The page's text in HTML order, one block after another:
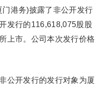
港务)披露了非公开发行
发行的116,618,075股股
上市。公司本次发行价格
公开发行的发行对象为厦